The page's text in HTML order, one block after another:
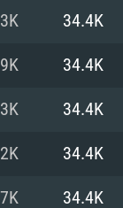
MAC
34.4K
34.4K
34.4K
34.4K
34.4K